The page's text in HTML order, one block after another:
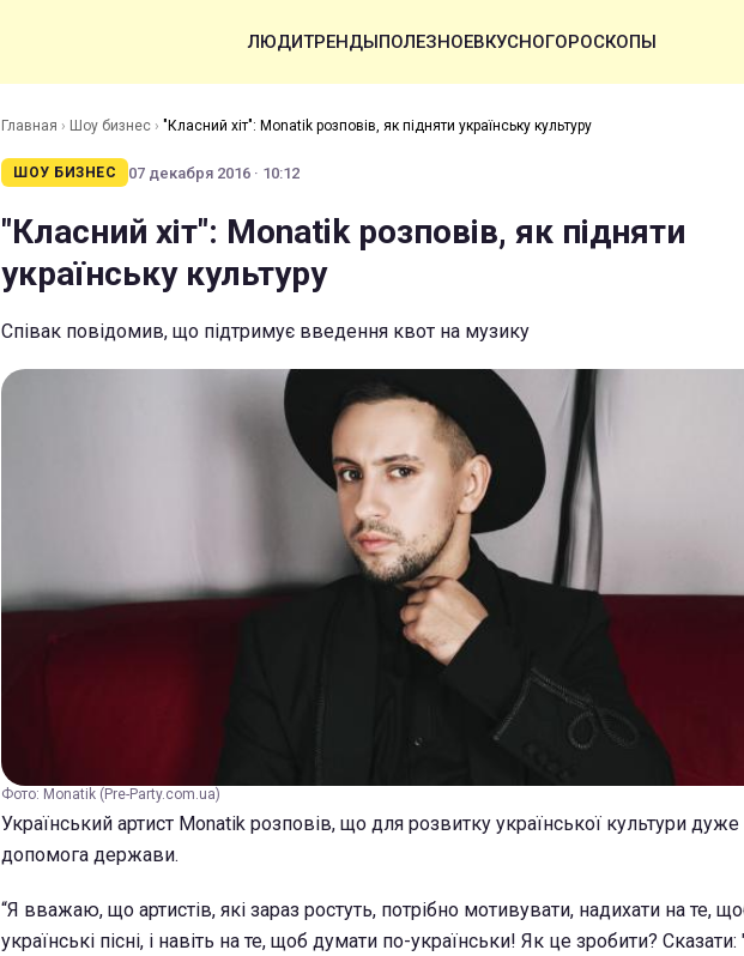
ЛЮДИТРЕНДЫПОЛЕЗНОЕВКУСНОГОРОСКОПЫ
Главная › Шоу бизнес › "Класний хіт": Monatik розповів, як підняти українську культуру
ШОУ БИЗНЕС 07 декабря 2016 · 10:12
"Класний хіт": Monatik розповів, як підняти
українську культуру
Співак повідомив, що підтримує введення квот на музику
Фото: Monatik (Pre-Party.com.ua)
Український артист Monatik розповів, що для розвитку української культури
допомога держави.
“Я вважаю, що артистів, які зараз ростуть, потрібно мотивувати, надихати на те,
українські пісні, і навіть на те, щоб думати по-українськи! Як це зробити? Сказати: